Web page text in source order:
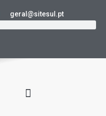
geral@sitesul.pt